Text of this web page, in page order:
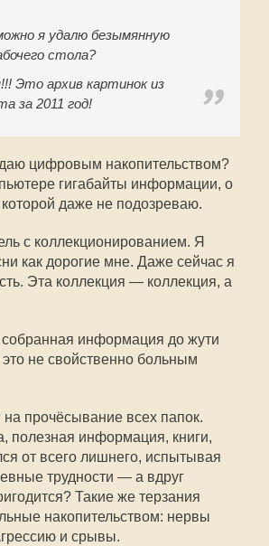
я удалю безымянную
стола?
Это архив картинок из
за 2011 год!
цифровым накопительством?
гигабайты информации, о
даже не подозреваю.
с коллекционированием. Я
как дорогие мне. Даже сейчас я
Эта коллекция — коллекция, а
собранная информация до жути
не свойственно больным
прочёсывание всех папок.
полезная информация, книги,
от всего лишнего, испытывая
трудности — а вдруг
Такие же терзания
накопительством: нервы
и срывы.